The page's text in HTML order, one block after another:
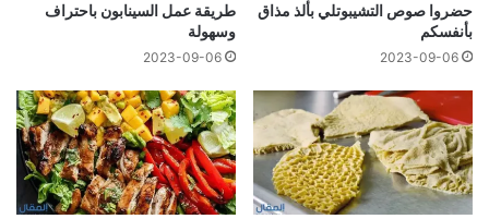
حضروا صوص التشیبوتلي بألذ مذاق
بأنفسكم
2023-09-06
طريقة عمل السينابون باحتراف
وسهولة
2023-09-06